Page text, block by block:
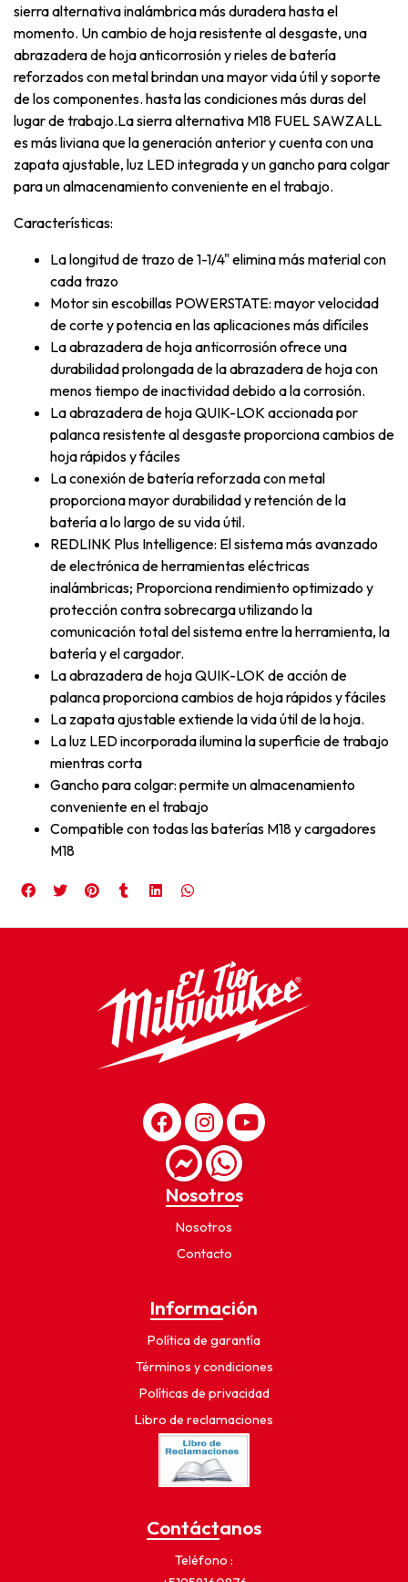
sierra alternativa inalámbrica más duradera hasta el
momento. Un cambio de hoja resistente al desgaste, una
abrazadera de hoja anticorrosión y rieles de batería
reforzados con metal brindan una mayor vida útil y soporte
de los componentes. hasta las condiciones más duras del
lugar de trabajo.La sierra alternativa M18 FUEL SAWZALL
es más liviana que la generación anterior y cuenta con una
zapata ajustable, luz LED integrada y un gancho para colgar
para un almacenamiento conveniente en el trabajo.
Características:
La longitud de trazo de 1-1/4" elimina más material con
cada trazo
Motor sin escobillas POWERSTATE: mayor velocidad
de corte y potencia en las aplicaciones más difíciles
La abrazadera de hoja anticorrosión ofrece una
durabilidad prolongada de la abrazadera de hoja con
menos tiempo de inactividad debido a la corrosión.
La abrazadera de hoja QUIK-LOK accionada por
palanca resistente al desgaste proporciona cambios de
hoja rápidos y fáciles
La conexión de batería reforzada con metal
proporciona mayor durabilidad y retención de la
batería a lo largo de su vida útil.
REDLINK Plus Intelligence: El sistema más avanzado
de electrónica de herramientas eléctricas
inalámbricas; Proporciona rendimiento optimizado y
protección contra sobrecarga utilizando la
comunicación total del sistema entre la herramienta, la
batería y el cargador.
La abrazadera de hoja QUIK-LOK de acción de
palanca proporciona cambios de hoja rápidos y fáciles
La zapata ajustable extiende la vida útil de la hoja.
La luz LED incorporada ilumina la superficie de trabajo
mientras corta
Gancho para colgar: permite un almacenamiento
conveniente en el trabajo
Compatible con todas las baterías M18 y cargadores
M18
Nosotros
Nosotros
Contacto
Información
Política de garantía
Términos y condiciones
Políticas de privacidad
Libro de reclamaciones
Contáctanos
Teléfono